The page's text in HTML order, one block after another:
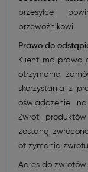
przesyłce
przewoźnikowi.
Prawo do
Klient ma prawo
otrzymania
skorzystania z
oświadczenie
Zwrot
zostaną
otrzymania
Adres do